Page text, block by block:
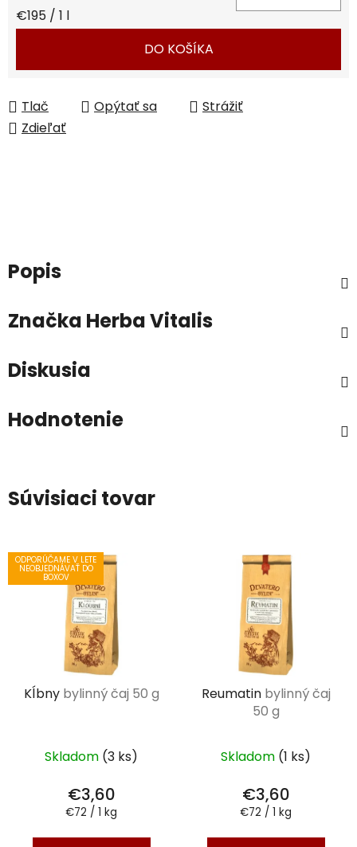
Jednotková cena:
€195 / 1 l
DO KOŠÍKA
Tlač Opýtať sa
Strážiť
Zdieľať
Popis
Značka Herba Vitalis
Diskusia
Hodnotenie
Súvisiaci tovar
ODPORÚČAME V LETE
NEOBJEDNÁVAŤ DO
BOXOV
Kĺbny bylinný čaj 50 g
Skladom (3 ks)
€3,60
Jednotková
€72 / 1 kg
Reumatin bylinný čaj
50 g
Skladom (1 ks)
€3,60
Jednotková
€72 / 1 kg